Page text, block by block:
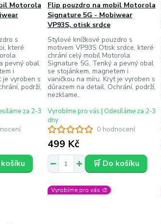
Motorola
s
které
pevný obal
i
je vyroben s
podrží,
za 2-3
0 hodnocení
Flip pouzdro na mobil Motorola
Signature 5G - Mobiwear
VP93S, otisk srdce
Stylové knížkové pouzdro s
motivem VP93S Otisk srdce, které
chrání celý mobil Motorola
Signature 5G. Tenký a pevný obal
se stojánkem, magnetem i
vaničkou na míru. Kryt je vyroben s
důrazem na detail. Ochrání, podrží,
nezklame.
499 Kč
Vyrobíme pro vás | Odesíláme za 2-3
dny
🛒 Do košíku
Vyrobíme pro vás 🎨